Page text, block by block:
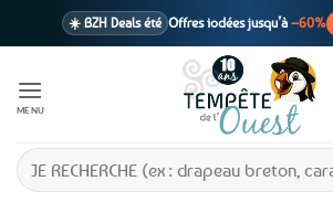
☀️ BZH Deals été Offres iodées jusqu’à –60%
1 cadeau offertdès 39€ d’achats
En point relais dès 3,95€ seulement
MENU
Recherche
pour :